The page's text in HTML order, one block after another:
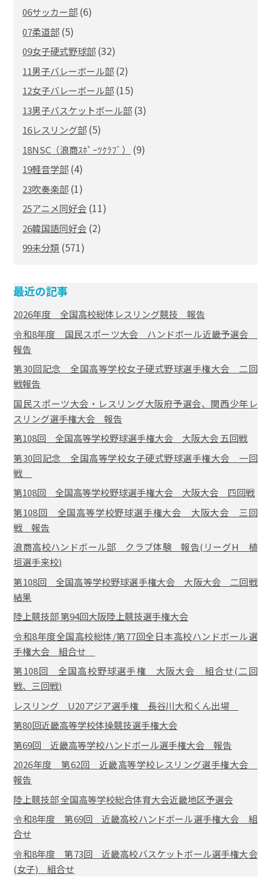
06サッカー部 (6)
07柔道部 (5)
09女子硬式野球部 (32)
11男子バレーボール部 (2)
12女子バレーボール部 (15)
13男子バスケットボール部 (3)
16レスリング部 (5)
18NSC（浪商ｽﾎﾟｰﾂｸﾗﾌﾞ） (9)
19軽音学部 (4)
23吹奏楽部 (1)
25アニメ同好会 (11)
26韓国語同好会 (2)
99未分類 (571)
最近の記事
2026年度 全国高校総体レスリング競技 報告
令和8年度 国民スポーツ大会 ハンドボール近畿予選会
報告
第30回記念 全国高等学校女子硬式野球選手権大会 二回
戦報告
国民スポーツ大会・レスリング大阪府予選会、関西少年レ
スリング選手権大会 報告
第108回 全国高等学校野球選手権大会 大阪大会 五回戦
第30回記念 全国高等学校女子硬式野球選手権大会 一回
戦
第108回 全国高等学校野球選手権大会 大阪大会 四回戦
第108回 全国高等学校野球選手権大会 大阪大会 三回
戦 報告
浪商高校ハンドボール部 クラブ体験 報告(リーグH 植
垣選手来校)
第108回 全国高等学校野球選手権大会 大阪大会 二回戦
結果
陸上競技部 第94回大阪陸上競技選手権大会
令和8年度全国高校総体/第77回全日本高校ハンドボール選
手権大会 組合せ
第108回 全国高校野球選手権 大阪大会 組合せ(二回
戦、三回戦)
レスリング U20アジア選手権 長谷川大和くん出場
第80回近畿高等学校体操競技選手権大会
第69回 近畿高等学校ハンドボール選手権大会 報告
2026年度 第62回 近畿高等学校レスリング選手権大会
報告
陸上競技部 全国高等学校総合体育大会近畿地区予選会
令和8年度 第69回 近畿高校ハンドボール選手権大会 組
合せ
令和8年度 第73回 近畿高校バスケットボール選手権大会
(女子) 組合せ